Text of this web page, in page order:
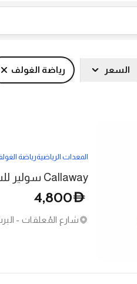
السعر رياضة الغولف
المعدات الرياضيةرياضة
Callaway سولير للسيدات - أسود
D
4,800
شارع المُعلقات -